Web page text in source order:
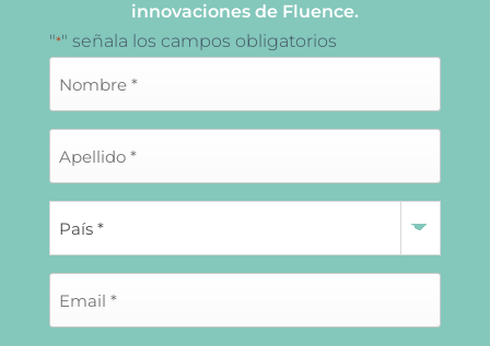
innovaciones de Fluence.
"*" señala los campos obligatorios